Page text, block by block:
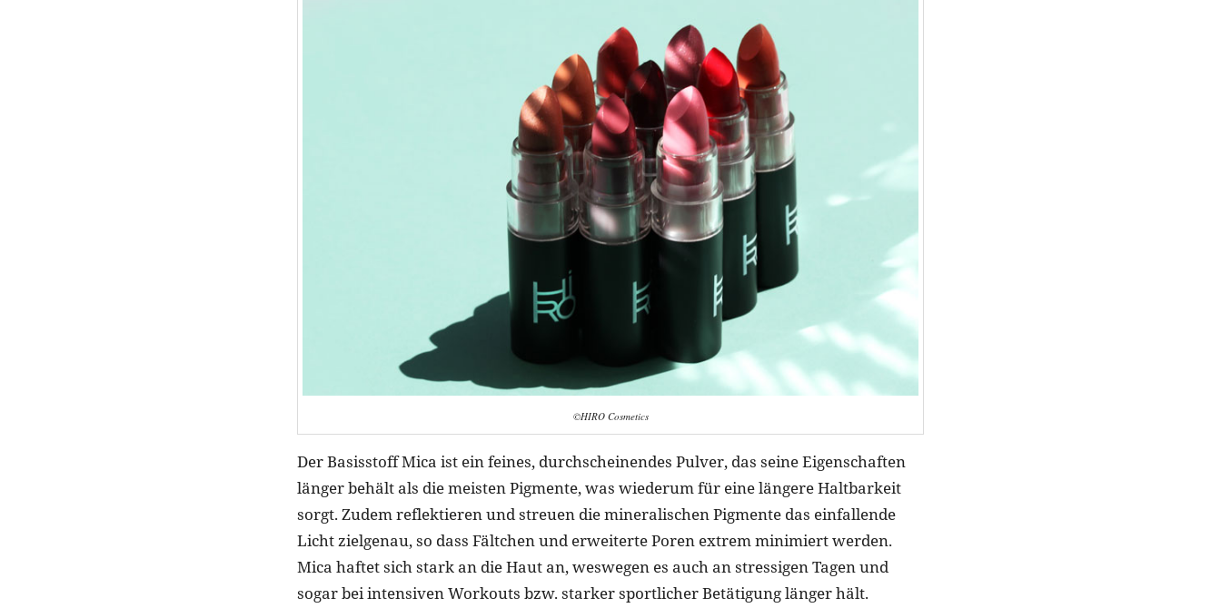
©HIRO Cosmetics
Der Basisstoff Mica ist ein feines, durchscheinendes Pulver, das seine Eigenschaften
länger behält als die meisten Pigmente, was wiederum für eine längere Haltbarkeit
sorgt. Zudem reflektieren und streuen die mineralischen Pigmente das einfallende
Licht zielgenau, so dass Fältchen und erweiterte Poren extrem minimiert werden.
Mica haftet sich stark an die Haut an, weswegen es auch an stressigen Tagen und
sogar bei intensiven Workouts bzw. starker sportlicher Betätigung länger hält.